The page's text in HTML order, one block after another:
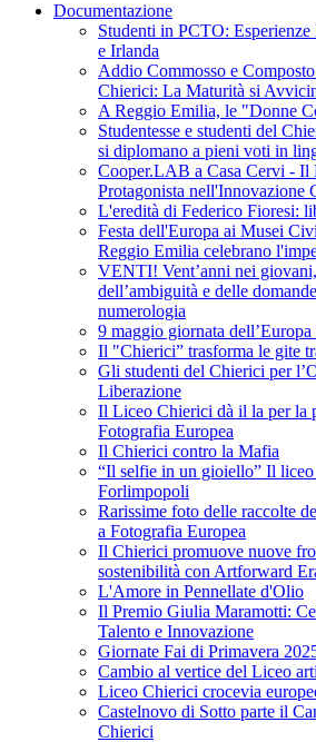
Documentazione
Studenti in PCTO:
e Irlanda
Addio Commosso e
Chierici: La Maturità si
A Reggio Emilia, le "Donne
Studentesse e studenti del
si diplomano a pieni voti in
Cooper.LAB a Casa Cervi - Il
Protagonista nell'Innovazione
L'eredità di Federico Fioresi:
Festa dell'Europa ai Musei
Reggio Emilia celebrano
VENTI! Vent’anni nei
dell’ambiguità e delle
numerologia
9 maggio giornata
Il "Chierici” trasforma le gite
Gli studenti del Chierici per
Liberazione
Il Liceo Chierici dà il la per la
Fotografia Europea
Il Chierici contro la Mafia
“Il selfie in un gioiello” Il
Forlimpopoli
Rarissime foto delle raccolte
a Fotografia Europea
Il Chierici promuove nuove
sostenibilità con Artforward
L'Amore in Pennellate d'Olio
Il Premio Giulia Maramotti:
Talento e Innovazione
Giornate Fai di Primavera
Cambio al vertice del Liceo
Liceo Chierici crocevia
Castelnovo di Sotto parte il
Chierici